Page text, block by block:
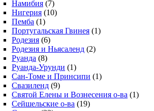
Намибия (7)
Нигерия (10)
Пемба (1)
Португальская Гвинея (1)
Родезия (6)
Родезия и Ньясаленд (2)
Руанда (8)
Руанда-Урунди (1)
Сан-Томе и Принсипи (1)
Свазиленд (9)
Святой Елены и Вознесения о-ва (1)
Сейшельские о-ва (19)